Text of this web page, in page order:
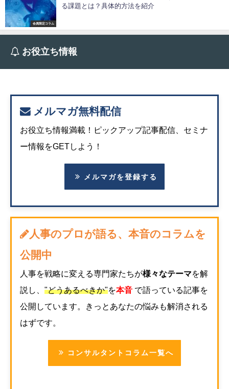
会員限定コラム
る課題とは？具体的方法を紹介
お役立ち情報
メルマガ無料配信
お役立ち情報満載！ピックアップ記事配信、セミナ
ー情報をGETしよう！
メルマガを登録する
人事のプロが語る、本音のコラムを
公開中
人事を戦略に変える専門家たちが様々なテーマを解
説し、 "どうあるべきか"を本音 で語っている記事を
公開しています。きっとあなたの悩みも解消される
はずです。
コンサルタントコラム一覧へ